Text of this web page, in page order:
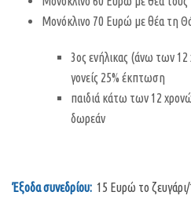
Μονόκλινο 70 Ευρώ με θέα τη
3ος ενήλικας (άνω των
γονείς 25% έκπτωση
παιδιά κάτω των 12
δωρεάν
Έξοδα συνεδρίου: 15 Ευρώ το